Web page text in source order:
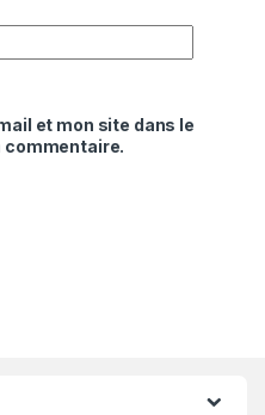
et mon site dans le
commentaire.